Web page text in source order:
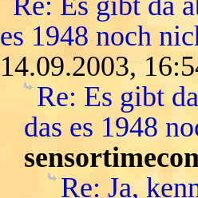
es 1948 noch
14.09.2003,
Re: Es gibt
das es 1948
Re: Ja,